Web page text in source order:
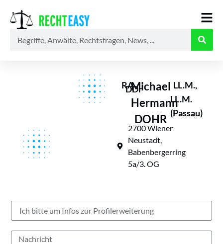
RA
DDr
Michael
Hermann
DOHR
LL.M.,
LL.M.
(Passau)
2700 Wiener
Neustadt,
Babenbergerring
5a/3. OG